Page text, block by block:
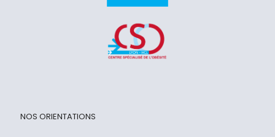
NOS ORIENTATIONS